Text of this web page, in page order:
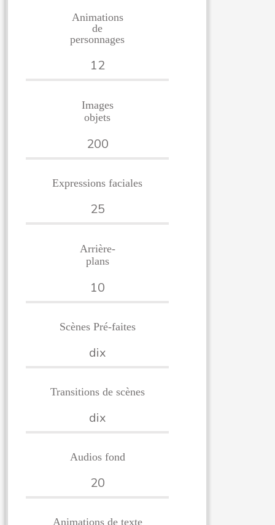
Animations
de
personnages
12
Images
objets
200
Expressions faciales
25
Arrière-
plans
10
Scènes Pré-faites
dix
Transitions de scènes
dix
Audios fond
20
Animations de texte